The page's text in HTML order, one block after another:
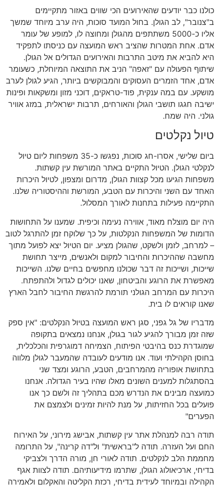
כולנו כבר יודעים שהאירועים הכי שווים באזור מתקיימים
ב"צנובר", לב הגולן. בחול המועד סוכות, היה ערב מיוחד שמשך
אליו כ-5000 משתתפים מהגולן ומחוצה לו, למופע של עומר
אדם. אחת המטרות שהציב ראש המועצה עם כניסתו לתפקיד
היא להביא את מיטב התרבות והאירועים הגדולים אל הגולן.
שיתוף הפעולה עם "זאפה" הניב את התוצאה המיוחלת, כשעומר
אדם, אחד הזמרים העסוקים והמבוקשים ביותר, הגיע לגולן לערב
מושקע. עם במה ענקית, פוד-טראקים, דוכני מזון ומשקאות ופינות
ישיבה חגגו תושבי הגולן והאורחים, תרבות ישראלית, במזג אוויר
גולני. היה שמח.
טיול נקלטים
ביום שלישי, אסרו-חג סוכות, נפגשו כ-35 משפחות ליום טיול
לנקלטי הגולן. הטיול התקיים באתר המורשת עין קשתות.
משפחות הגיעו מכל קצוות הגולן, מדרום ומצפון, לטיול היכרות
האחד עם השני והיכרות עם הטבע, המורשת וההיסטוריה שלנו.
התקיימה פעילות בתחנות לאורך המסלול.
היה יום מוצלח מאוד, אווירה נעימה וכיפית. שמענו על התחושות
הדומות של המשפחות הנקלטות, על כך שלוקח זמן להתרגל לטוב
– למרחב, לזמן ולשקט, שהגולן מציע. יום הטיול יצא לפועל מתוך
מחשבה שההיכרות והחיבור למקום ולאנשים, מייצר תחושת
שייכות, ושייכות זה דבר שכולנו מחפשים בחיים שלנו. השייכות
מאפשרת את הרוגע והביטחון, שאנו יכולים לגדול ולהתפתח.
היכרות עם המרחב הגולני תורמת להרגשת החיבור לחבל הארץ
שאנו קוראים לו בית.
מדבריו של גל גפני, סגן ראש המועצה בטיול הנקלטים: "אין ספק
שזה זמן מבורך להגיע לגור בגולן, אנחנו נמצאים בתקופה
שמוגדרת כנס בהיבטי הפיתוח, הצמיחה דמוגרפית והכלכלית,
בחוסן הקהילתי ועוד. אנו מודעים לעובדה שהמעבר לגולן מלווה
בתחושת אופוריה מהמרחבים, הטבע, הרוגע ומצד שני
בהסתגלות למענים השונים מאלו שהיו בעיר הגדולה. אנחנו
כמועצה מבינים את הנדרש מכם בתהליך זה ולשם כך אנו
פועלים בכל החזיתות, על מנת להיות זמינים ולצמצם את
הפערים"
תודה רבה למנהלת אתר עין קשתות, אבישג מירוני, על האירוח
החם ועל העזרה. תודה ל"בראשית" ול"דה קרינה", על התרומה
מחממת הלב לנקלטים. תודה לאורי חן, מורה הדרך ולצביקי
בדיחי, ארכיאולוג הגולן, שתרמו מידיעותיהם. תודה לצוות אגף
הקהילה ובמיוחד לעידית בדיחי, רכזת הקליטה והאקלום ולאמירה